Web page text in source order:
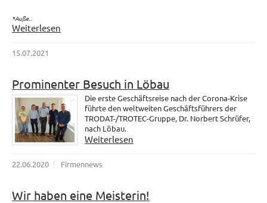
*Auße...
Weiterlesen
15.07.2021
Prominenter Besuch in Löbau
Die erste Geschäftsreise nach der Corona-Krise
führte den weltweiten Geschäftsführers der
TRODAT-/TROTEC-Gruppe, Dr. Norbert Schrüfer,
nach Löbau.
Weiterlesen
22.06.2020 Firmennews
Wir haben eine Meisterin!